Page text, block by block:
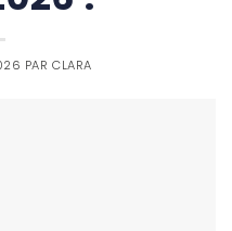
PARCLARA